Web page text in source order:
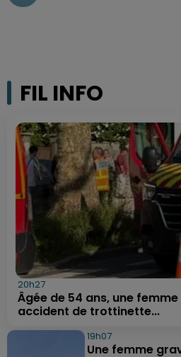
FIL INFO
20h27
Âgée de 54 ans, une
accident de trottinette...
19h07
Une femme